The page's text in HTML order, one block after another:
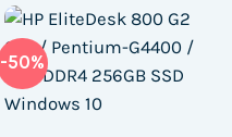
-50%